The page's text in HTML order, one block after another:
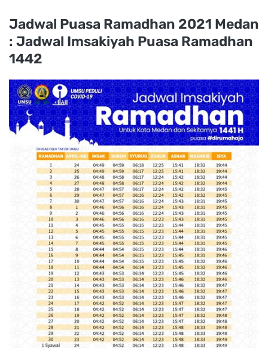
Jadwal Puasa Ramadhan 2021 Medan
: Jadwal Imsakiyah Puasa Ramadhan
1442